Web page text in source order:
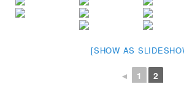
[SHOW AS
◄ 1 2